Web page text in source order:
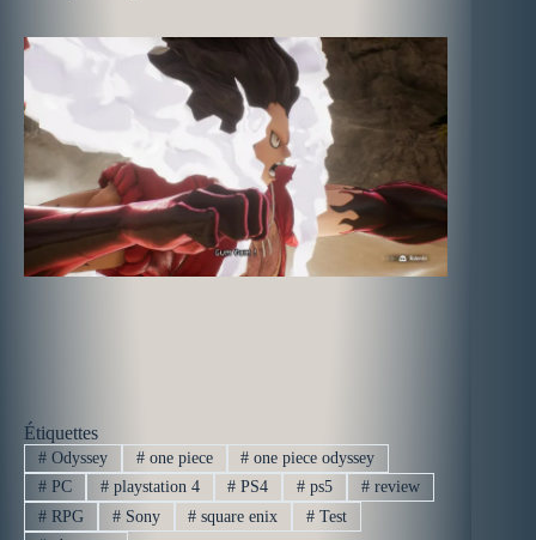
Étiquettes
#Odyssey #one piece # one piece odyssey
#PC #playstation 4 # PS4 # ps5 # review
#RPG #Sony # square enix # Test